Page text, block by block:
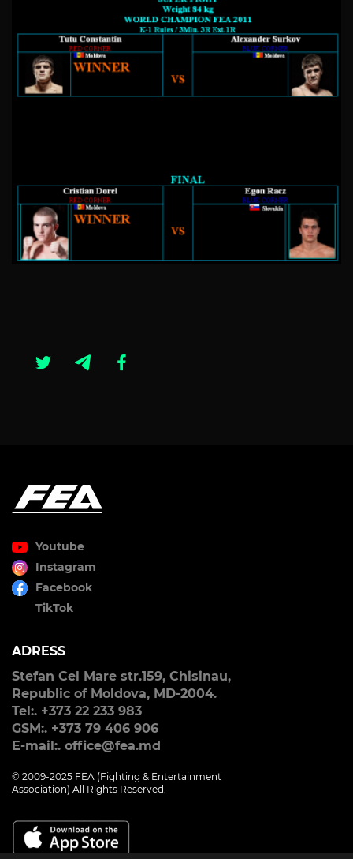
Youtube
Instagram
Facebook
TikTok
ADRESS
Stefan Cel Mare str.159, Chisinau,
Republic of Moldova, MD-2004.
Tel:. +373 22 233 983
GSM:. +373 79 406 906
E-mail:. office@fea.md
© 2009-2025 FEA (Fighting & Entertainment
Association) All Rights Reserved.